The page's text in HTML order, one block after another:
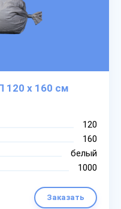
120 х 160 см
120
160
белый
1000
Заказать